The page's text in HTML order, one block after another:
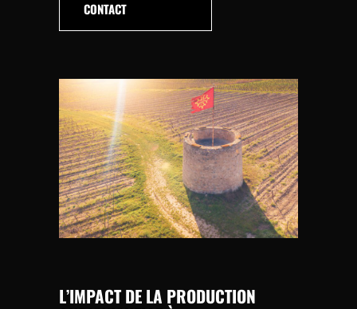
CONTACT
L’IMPACT DE LA PRODUCTION